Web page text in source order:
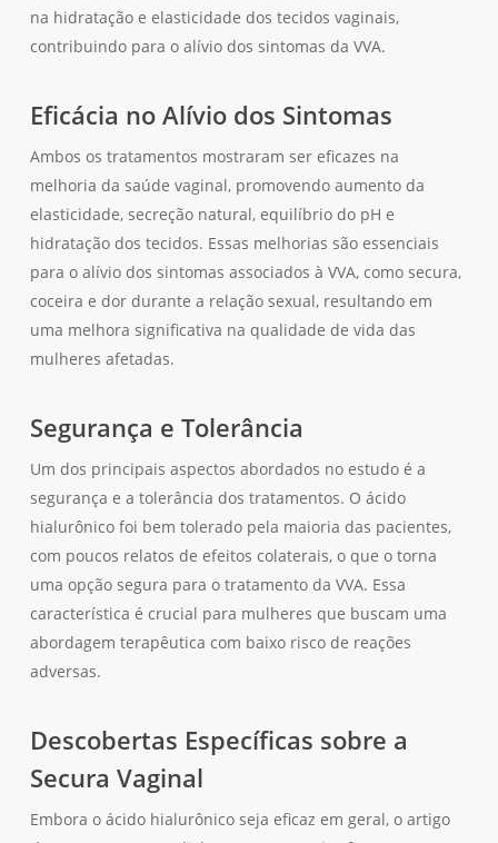
na hidratação e elasticidade dos tecidos vaginais,
contribuindo para o alívio dos sintomas da VVA.
Eficácia no Alívio dos Sintomas
Ambos os tratamentos mostraram ser eficazes na
melhoria da saúde vaginal, promovendo aumento da
elasticidade, secreção natural, equilíbrio do pH e
hidratação dos tecidos. Essas melhorias são essenciais
para o alívio dos sintomas associados à VVA, como secura,
coceira e dor durante a relação sexual, resultando em
uma melhora significativa na qualidade de vida das
mulheres afetadas.
Segurança e Tolerância
Um dos principais aspectos abordados no estudo é a
segurança e a tolerância dos tratamentos. O ácido
hialurônico foi bem tolerado pela maioria das pacientes,
com poucos relatos de efeitos colaterais, o que o torna
uma opção segura para o tratamento da VVA. Essa
característica é crucial para mulheres que buscam uma
abordagem terapêutica com baixo risco de reações
adversas.
Descobertas Específicas sobre a
Secura Vaginal
Embora o ácido hialurônico seja eficaz em geral, o artigo